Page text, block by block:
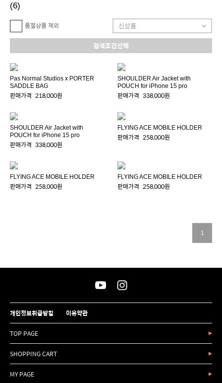
(6)
품절상품 제외
검색조건선택
Pas Normal Studios x PORTER
SADDLE BAG
판매가격 218,000원
SHOULDER Air Jacket with
POUCH for iPhone 15 pro
판매가격 338,000원
SHOULDER Air Jacket with
POUCH for iPhone 15 pro
판매가격 338,000원
FLYING ACE MOBILE HOLDER
판매가격 258,000원
FLYING ACE MOBILE HOLDER
판매가격 258,000원
FLYING ACE MOBILE HOLDER
판매가격 258,000원
1
개인정보취급방침 이용약관
TOP PAGE
SHOPPING CART
MY PAGE